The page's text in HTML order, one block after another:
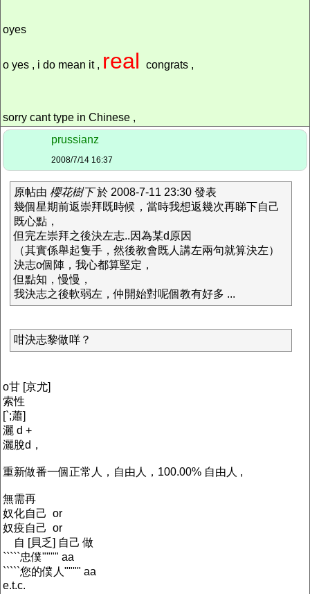
oyes
o yes , i do mean it , real congrats ,
sorry cant type in Chinese ,
prussianz
2008/7/14 16:37
原帖由 櫻花樹下於 2008-7-11 23:30 發表
幾個星期前返崇拜既時候，當時我想返幾次再睇下自己
既心點，
但完左崇拜之後決左志..因為某d原因
（其實係舉起隻手，然後教會既人講左兩句就算決左）
決志o個陣，我心都算堅定，
但點知，慢慢，
我決志之後軟弱左，仲開始對呢個教有好多 ...
咁決志黎做咩？
o甘 [京尤]
索性
[`;蕭]
灑 d +
灑脫d，
重新做番一個正常人，自由人，100.00% 自由人 ,
無需再
奴化自己 or
奴疫自己 or
自 [貝乏] 自己 做
`````忠僕"""" aa
`````您的僕人"""" aa
e.t.c.